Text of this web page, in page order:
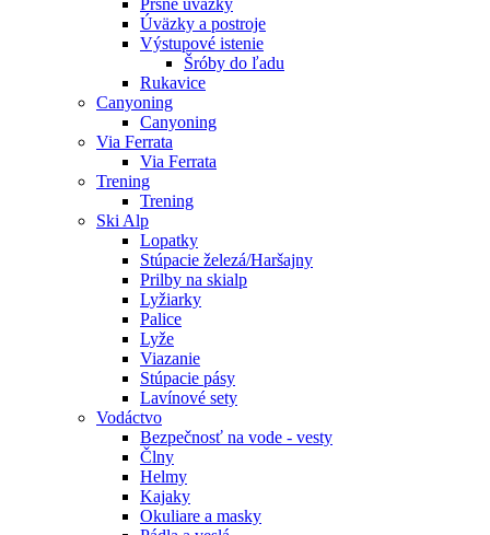
Úväzky a postroje
Výstupové istenie
Šróby do ľadu
Rukavice
Canyoning
Canyoning
Via Ferrata
Via Ferrata
Trening
Trening
Ski Alp
Lopatky
Stúpacie železá/Haršajny
Prilby na skialp
Lyžiarky
Palice
Lyže
Viazanie
Stúpacie pásy
Lavínové sety
Vodáctvo
Bezpečnosť na vode - vesty
Člny
Helmy
Kajaky
Okuliare a masky